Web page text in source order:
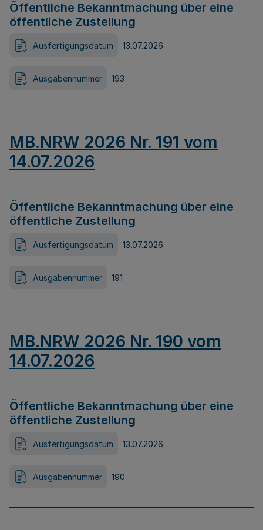
Öffentliche Bekanntmachung über eine
öffentliche Zustellung
Ausfertigungsdatum 13.07.2026
Ausgabennummer 193
MB.NRW 2026 Nr. 191 vom
14.07.2026
Öffentliche Bekanntmachung über eine
öffentliche Zustellung
Ausfertigungsdatum 13.07.2026
Ausgabennummer 191
MB.NRW 2026 Nr. 190 vom
14.07.2026
Öffentliche Bekanntmachung über eine
öffentliche Zustellung
Ausfertigungsdatum 13.07.2026
Ausgabennummer 190